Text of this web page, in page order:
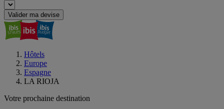
Valider ma devise
Hôtels
Europe
Espagne
LA RIOJA
Votre prochaine destination